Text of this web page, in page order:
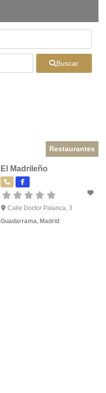
Buscar
Restaurantes
El Madrileño
Calle Doctor Palanca, 3
Guadarrama,Madrid